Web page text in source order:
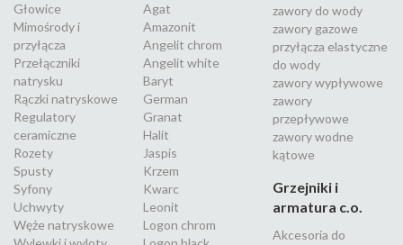
Głowice
Mimośrody i
przyłącza
Przełączniki
natrysku
Rączki natryskowe
Regulatory
ceramiczne
Rozety
Spusty
Syfony
Uchwyty
Węże natryskowe
Agat
Amazonit
Angelit chrom
Angelit white
Baryt
German
Granat
Halit
Jaspis
Krzem
Kwarc
Leonit
Logon chrom
zawory do wody
zawory gazowe
przyłącza elastyczne
do wody
zawory wypływowe
zawory
przepływowe
zawory wodne
kątowe
Grzejniki i
armatura c.o.
Akcesoria do